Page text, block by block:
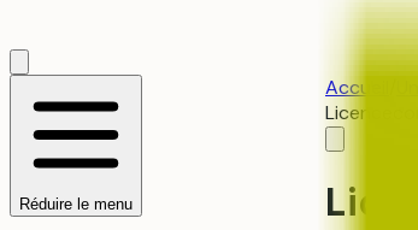
Réduire le menu
Accueil
Licence